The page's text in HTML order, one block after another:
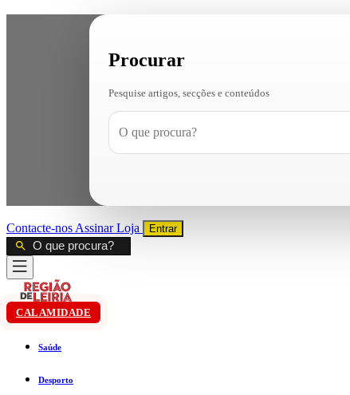
Procurar
Pesquise artigos, secções e conteúdos
Contacte-nos AssinarLoja Entrar
CALAMIDADE
Saúde
Desporto